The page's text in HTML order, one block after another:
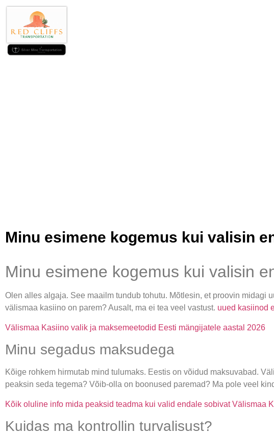
Minu esimene kogemus kui valisin
Minu esimene kogemus kui valisin
Olen alles algaja. See maailm tundub tohutu. Mõtlesin, et proovin midagi
välismaa kasiino on parem? Ausalt, ma ei tea veel vastust. uued kasiinod
Välismaa Kasiino valik ja maksemeetodid Eesti mängijatele aastal 2026
Minu segadus maksudega
Kõige rohkem hirmutab mind tulumaks. Eestis on võidud maksuvabad.
peaksin seda tegema? Võib-olla on boonused paremad? Ma pole veel
Kõik oluline info mida peaksid teadma kui valid endale sobivat Välismaa
Kuidas ma kontrollin turvalisust?